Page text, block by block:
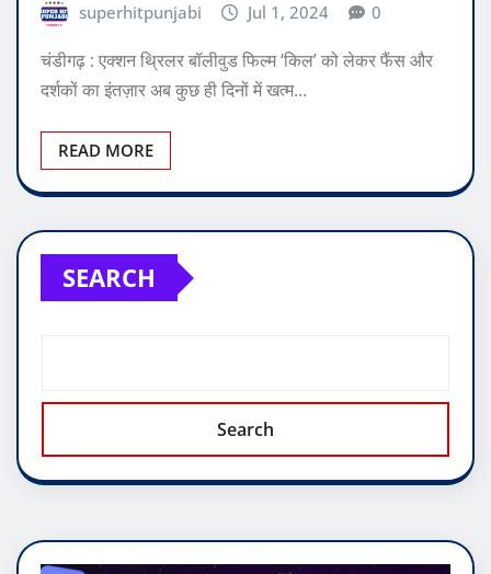
superhitpunjabi Jul 1, 2024 0
चंडीगढ़ : एक्शन थ्रिलर बॉलीवुड फिल्म ‘किल’ को लेकर फैंस और
दर्शकों का इंतज़ार अब कुछ ही दिनों में खत्म…
READ MORE
SEARCH
Search